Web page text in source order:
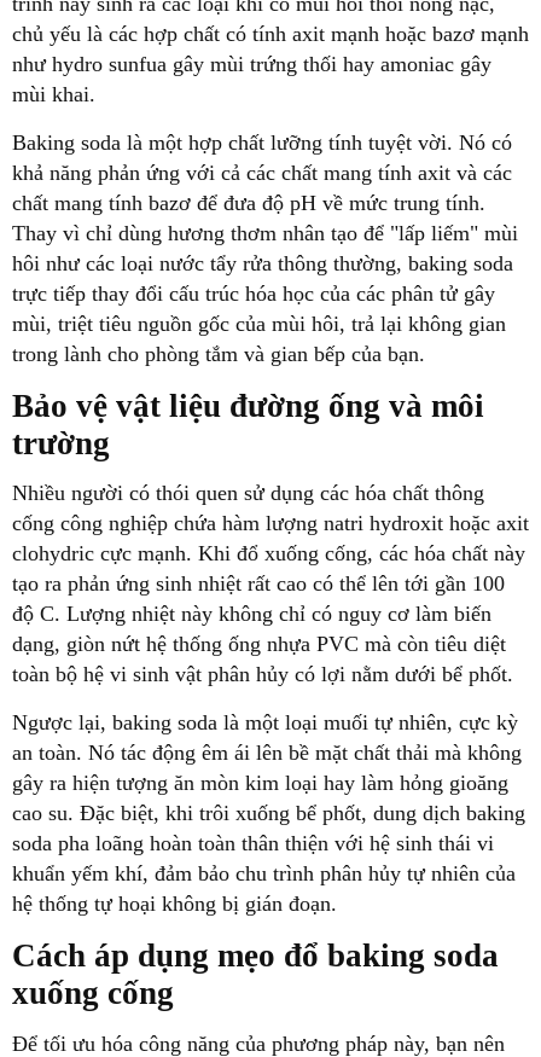
chủ yếu là các hợp chất có tính axit mạnh hoặc bazơ mạnh
như hydro sunfua gây mùi trứng thối hay amoniac gây
mùi khai.
Baking soda là một hợp chất lưỡng tính tuyệt vời. Nó có
khả năng phản ứng với cả các chất mang tính axit và các
chất mang tính bazơ để đưa độ pH về mức trung tính.
Thay vì chỉ dùng hương thơm nhân tạo để "lấp liếm" mùi
hôi như các loại nước tẩy rửa thông thường, baking soda
trực tiếp thay đổi cấu trúc hóa học của các phân tử gây
mùi, triệt tiêu nguồn gốc của mùi hôi, trả lại không gian
trong lành cho phòng tắm và gian bếp của bạn.
Bảo vệ vật liệu đường ống và môi
trường
Nhiều người có thói quen sử dụng các hóa chất thông
cống công nghiệp chứa hàm lượng natri hydroxit hoặc axit
clohydric cực mạnh. Khi đổ xuống cống, các hóa chất này
tạo ra phản ứng sinh nhiệt rất cao có thể lên tới gần 100
độ C. Lượng nhiệt này không chỉ có nguy cơ làm biến
dạng, giòn nứt hệ thống ống nhựa PVC mà còn tiêu diệt
toàn bộ hệ vi sinh vật phân hủy có lợi nằm dưới bể phốt.
Ngược lại, baking soda là một loại muối tự nhiên, cực kỳ
an toàn. Nó tác động êm ái lên bề mặt chất thải mà không
gây ra hiện tượng ăn mòn kim loại hay làm hỏng gioăng
cao su. Đặc biệt, khi trôi xuống bể phốt, dung dịch baking
soda pha loãng hoàn toàn thân thiện với hệ sinh thái vi
khuẩn yếm khí, đảm bảo chu trình phân hủy tự nhiên của
hệ thống tự hoại không bị gián đoạn.
Cách áp dụng mẹo đổ baking soda
xuống cống
Để tối ưu hóa công năng của phương pháp này, bạn nên